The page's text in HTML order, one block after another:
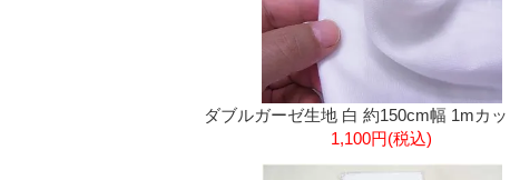
ダブルガーゼ生地 白 約150cm幅 1mカッ
1,100円(税込)